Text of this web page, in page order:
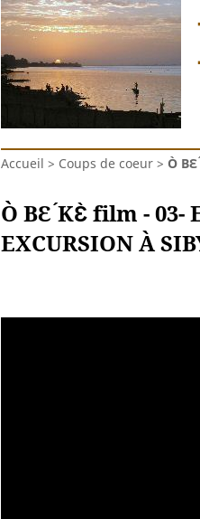
Accueil > Coups de coeur> Ò
Ò BƐ ́KƐ̀ film - 03-
EXCURSION À